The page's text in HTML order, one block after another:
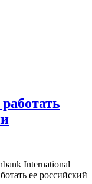
International
ее российский